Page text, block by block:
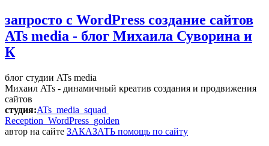
запросто с WordPress создание сайтов
ATs media - блог Михаила Суворина и
К
блог студии ATs media
Михаил ATs - динамичный креатив создания и продвижения
сайтов
студия:ATs media squad
Reception WordPress golden
автор на сайте ЗАКАЗАТЬ помощь по сайту